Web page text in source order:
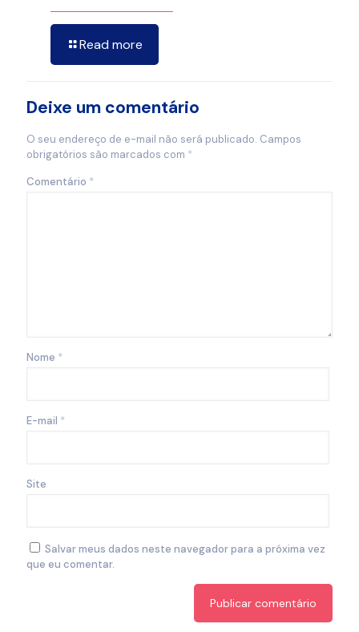
Read more
Deixe um comentário
O seu endereço de e-mail não será publicado. Campos
obrigatórios são marcados com *
Comentário *
Nome *
E-mail *
Site
Salvar meus dados neste navegador para a próxima vez
que eu comentar.